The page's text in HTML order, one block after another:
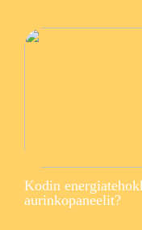
Kodin
aurinkopaneelit?